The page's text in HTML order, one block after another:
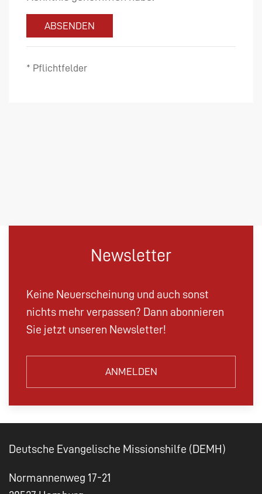
ABSENDEN
* Pflichtfelder
Newsletter
Keine Neuerscheinung und auch sonst
nichts mehr verpassen? Dann abonnieren
Sie jetzt unseren Newsletter!
ANMELDEN
Deutsche Evangelische Missionshilfe (DEMH)
Normannenweg 17-21